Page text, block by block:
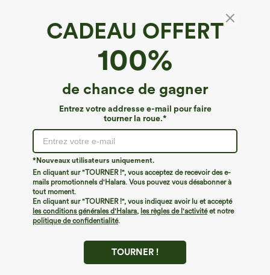
CADEAU OFFERT
100%
de chance de gagner
Entrez votre addresse e-mail pour faire
tourner la roue.*
*Nouveaux utilisateurs uniquement.
En cliquant sur "TOURNER !", vous acceptez de recevoir des e-
mails promotionnels d'Halara. Vous pouvez vous désabonner à
tout moment.
En cliquant sur "TOURNER !", vous indiquez avoir lu et accepté
les conditions générales d'Halara, les règles de l'activitéet notre
politique de confidentialité.
TOURNER !
Nous ne semblons pas pouvoir trouver la page que
vous recherchez.
Acheter plus